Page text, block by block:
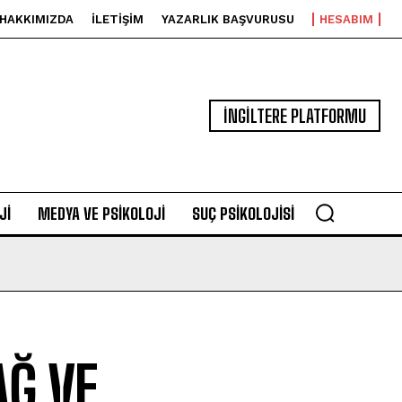
HAKKIMIZDA İLETIŞIM YAZARLIK BAŞVURUSU HESABIM
İNGİLTERE PLATFORMU
MEDYA VE PSIKOLOJI SUÇ PSIKOLOJISI
VE